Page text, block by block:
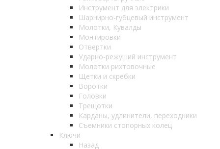
Инструмент для электрики
Шарнирно-губцевый инструмент
Молотки, Кувалды
Монтировки
Отвертки
Ударно-режуший инструмент
Молотки рихтовочные
Щетки и скребки
Воротки
Головки
Трещотки
Карданы, удлинители, переходники
Съемники стопорных колец
Ключи
Назад